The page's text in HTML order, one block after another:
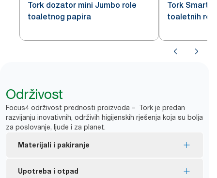
Tork dozator mini Jumbo role
toaletnog papira
Tork
toaletnih rola
Održivost
Focus4 održivost prednosti proizvoda – Tork je predan
razvijanju inovativnih, održivih higijenskih rješenja koja su bolja
za poslovanje, ljude i za planet.
Materijali i pakiranje
FSC® certificirana ponovna punjenja – izrađeno od
Upotreba i otpad